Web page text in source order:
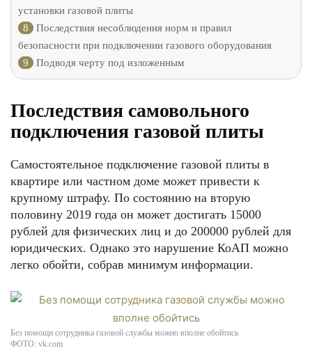
установки газовой плиты
8
Последствия несоблюдения норм и правил
безопасности при подключении газового оборудования
9
Подводя черту под изложенным
Последствия самовольного
подключения газовой плиты
Самостоятельное подключение газовой плиты в
квартире или частном доме может привести к
крупному штрафу. По состоянию на вторую
половину 2019 года он может достигать 15000
рублей для физических лиц и до 200000 рублей для
юридических. Однако это нарушение КоАП можно
легко обойти, собрав минимум информации.
Без помощи сотрудника газовой службы можно вполне обойтись
ФОТО: vk.com